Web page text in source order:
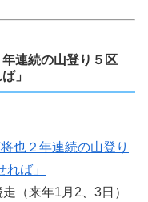
連続の山登り５区
」
也２年連続の山登り
ば」
（来年1月2、3日）